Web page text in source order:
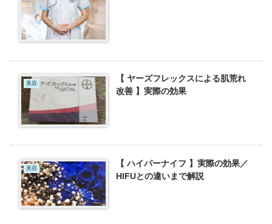
美容
【 ヤーズフレックスによる肌荒れ
改善 】実際の効果
美容
【 ハイパーナイフ 】実際の効果／
HIFUとの違いまで解説